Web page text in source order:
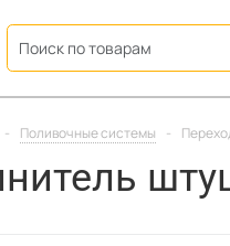
- Поливочные системы -